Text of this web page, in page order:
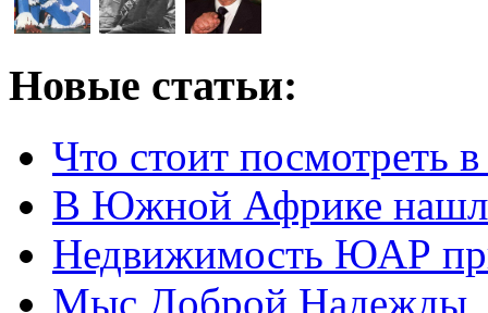
Новые статьи:
Что стоит посмотреть
В Южной Африке
Недвижимость ЮАР
Мыс Доброй Надежды